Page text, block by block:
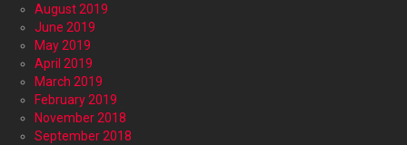
August 2019
June 2019
May 2019
April 2019
March 2019
February 2019
November 2018
September 2018